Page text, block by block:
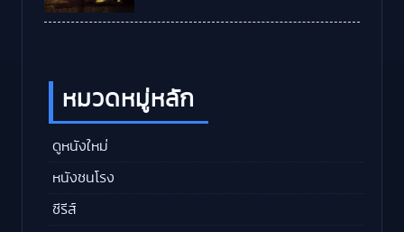
หมวดหมู่หลัก
ดูหนังใหม่
หนังชนโรง
ซีรีส์